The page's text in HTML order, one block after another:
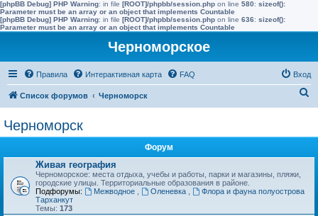
[phpBB Debug] PHP Warning: in file [ROOT]/phpbb/session.php on line 580: sizeof():
Parameter must be an array or an object that implements Countable
[phpBB Debug] PHP Warning: in file [ROOT]/phpbb/session.php on line 636: sizeof():
Parameter must be an array or an object that implements Countable
Черноморское
Правила Интерактивная карта FAQ Вход
Список форумов Черноморск
Черноморск
Форум
Живая география
Черноморское: места отдыха, учебы и работы, парки и магазины, пляжи,
городские улицы. Территориальные образования в районе.
Подфорумы:
Межводное Оленевка
Флора и фауна полуострова
Тарханкут
Темы: 173